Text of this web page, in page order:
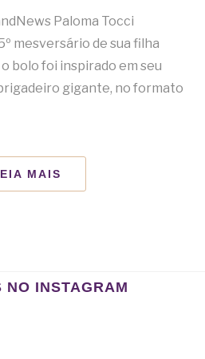
Paloma Tocci
mesversário de sua filha
o bolo foi inspirado em seu
gigante, no formato
MAIS
NO INSTAGRAM